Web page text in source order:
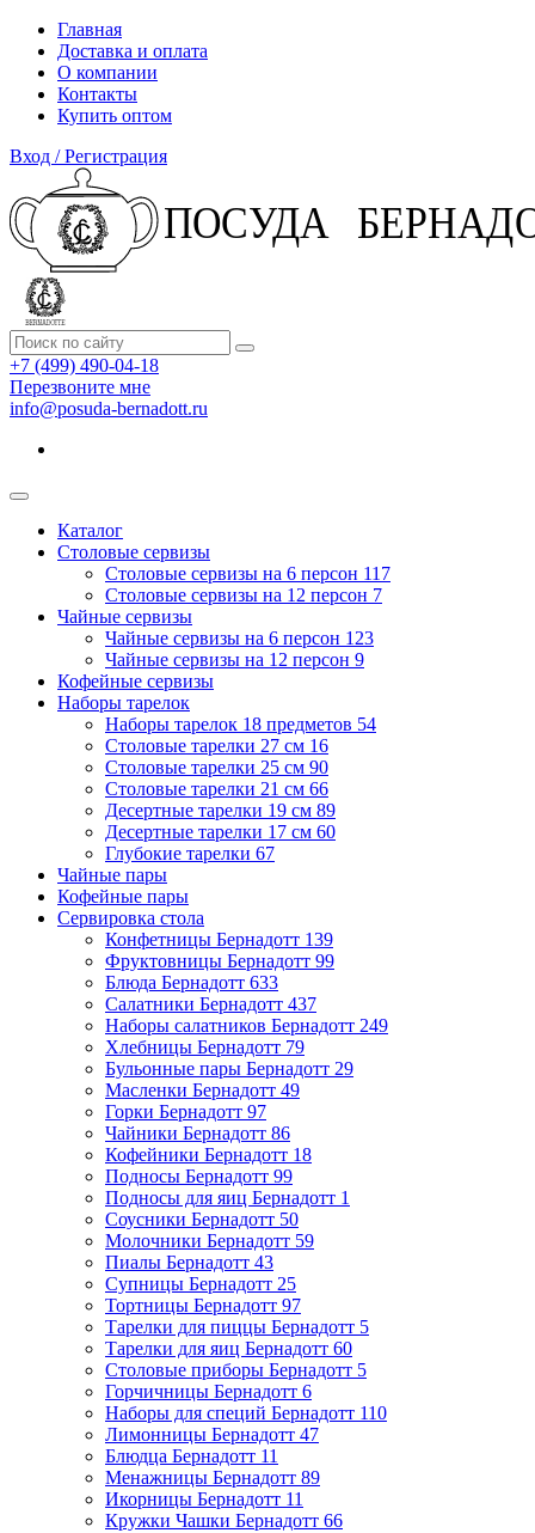
Главная
Доставка и оплата
О компании
Контакты
Купить оптом
Вход / Регистрация
+7 (499) 490-04-18
Перезвоните мне
info@posuda-bernadott.ru
Каталог
Столовые сервизы
Столовые сервизы на 6 персон 117
Столовые сервизы на 12 персон 7
Чайные сервизы
Чайные сервизы на 6 персон 123
Чайные сервизы на 12 персон 9
Кофейные сервизы
Наборы тарелок
Наборы тарелок 18 предметов 54
Столовые тарелки 27 см 16
Столовые тарелки 25 см 90
Столовые тарелки 21 см 66
Десертные тарелки 19 см 89
Десертные тарелки 17 см 60
Глубокие тарелки 67
Чайные пары
Кофейные пары
Сервировка стола
Конфетницы Бернадотт 139
Фруктовницы Бернадотт 99
Блюда Бернадотт 633
Салатники Бернадотт 437
Наборы салатников Бернадотт 249
Хлебницы Бернадотт 79
Бульонные пары Бернадотт 29
Масленки Бернадотт 49
Горки Бернадотт 97
Чайники Бернадотт 86
Кофейники Бернадотт 18
Подносы Бернадотт 99
Подносы для яиц Бернадотт 1
Соусники Бернадотт 50
Молочники Бернадотт 59
Пиалы Бернадотт 43
Супницы Бернадотт 25
Тортницы Бернадотт 97
Тарелки для пиццы Бернадотт 5
Тарелки для яиц Бернадотт 60
Столовые приборы Бернадотт 5
Горчичницы Бернадотт 6
Наборы для специй Бернадотт 110
Лимонницы Бернадотт 47
Блюдца Бернадотт 11
Менажницы Бернадотт 89
Икорницы Бернадотт 11
Кружки Чашки Бернадотт 66